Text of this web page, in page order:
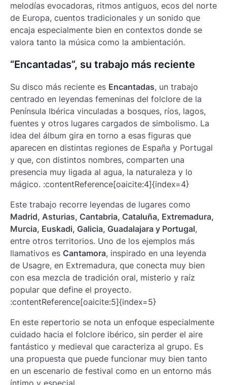
melodías evocadoras, ritmos antiguos, ecos del norte
de Europa, cuentos tradicionales y un sonido que
encaja especialmente bien en contextos donde se
valora tanto la música como la ambientación.
“Encantadas”, su trabajo más reciente
Su disco más reciente es Encantadas, un trabajo
centrado en leyendas femeninas del folclore de la
Península Ibérica vinculadas a bosques, ríos, lagos,
fuentes y otros lugares cargados de simbolismo. La
idea del álbum gira en torno a esas figuras que
aparecen en distintas regiones de España y Portugal
y que, con distintos nombres, comparten una
presencia muy ligada al agua, la naturaleza y lo
mágico. :contentReference[oaicite:4]{index=4}
Este trabajo recorre leyendas de lugares como
Madrid, Asturias, Cantabria, Cataluña, Extremadura,
Murcia, Euskadi, Galicia, Guadalajara y Portugal,
entre otros territorios. Uno de los ejemplos más
llamativos es Cantamora, inspirado en una leyenda
de Usagre, en Extremadura, que conecta muy bien
con esa mezcla de tradición oral, misterio y raíz
popular que define el proyecto.
:contentReference[oaicite:5]{index=5}
En este repertorio se nota un enfoque especialmente
cuidado hacia el folclore ibérico, sin perder el aire
fantástico y medieval que caracteriza al grupo. Es
una propuesta que puede funcionar muy bien tanto
en un escenario de festival como en un entorno más